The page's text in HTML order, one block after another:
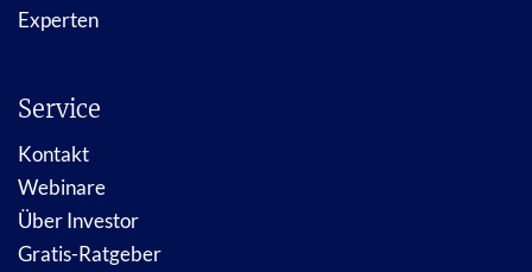
Experten
Service
Kontakt
Webinare
Über Investor
Gratis-Ratgeber